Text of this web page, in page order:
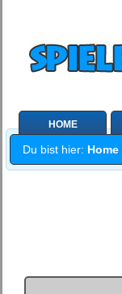
Du bist hier: Home
HOME